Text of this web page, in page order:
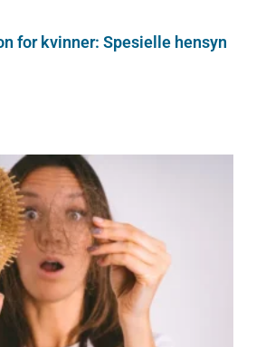
for kvinner: Spesielle hensyn